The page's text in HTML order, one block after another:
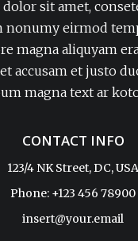
sit amet,
nonumy eirmod
magna aliquyam
accusam et justo
magna text ar
CONTACT INFO
123/4 NK Street, DC, USA
Phone: +123 456 78900
insert@your.email